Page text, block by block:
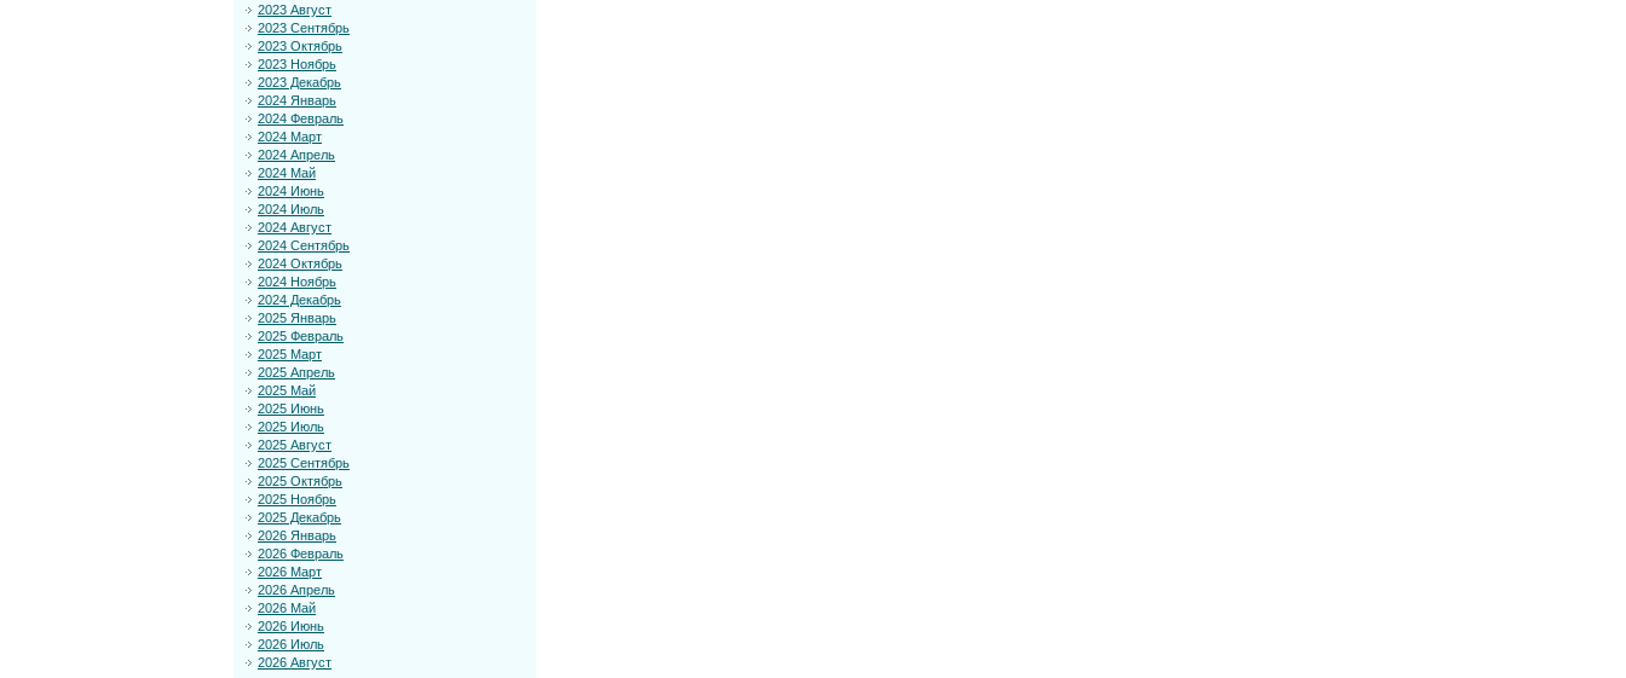
2023 Август
2023 Сентябрь
2023 Октябрь
2023 Ноябрь
2023 Декабрь
2024 Январь
2024 Февраль
2024 Март
2024 Апрель
2024 Май
2024 Июнь
2024 Июль
2024 Август
2024 Сентябрь
2024 Октябрь
2024 Ноябрь
2024 Декабрь
2025 Январь
2025 Февраль
2025 Март
2025 Апрель
2025 Май
2025 Июнь
2025 Июль
2025 Август
2025 Сентябрь
2025 Октябрь
2025 Ноябрь
2025 Декабрь
2026 Январь
2026 Февраль
2026 Март
2026 Апрель
2026 Май
2026 Июнь
2026 Июль
2026 Август